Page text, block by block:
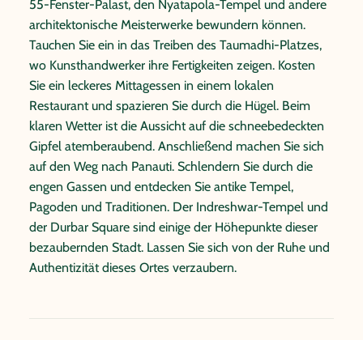
55-Fenster-Palast, den Nyatapola-Tempel und andere
architektonische Meisterwerke bewundern können.
Tauchen Sie ein in das Treiben des Taumadhi-Platzes,
wo Kunsthandwerker ihre Fertigkeiten zeigen. Kosten
Sie ein leckeres Mittagessen in einem lokalen
Restaurant und spazieren Sie durch die Hügel. Beim
klaren Wetter ist die Aussicht auf die schneebedeckten
Gipfel atemberaubend. Anschließend machen Sie sich
auf den Weg nach Panauti. Schlendern Sie durch die
engen Gassen und entdecken Sie antike Tempel,
Pagoden und Traditionen. Der Indreshwar-Tempel und
der Durbar Square sind einige der Höhepunkte dieser
bezaubernden Stadt. Lassen Sie sich von der Ruhe und
Authentizität dieses Ortes verzaubern.